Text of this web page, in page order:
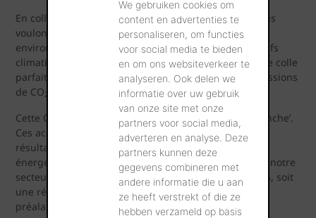
We gebruiken cookies om
content en advertenties te
personaliseren, om functies
voor social media te bieden
en om ons websiteverkeer te
analyseren. Ook delen we
informatie over uw gebruik
van onze site met onze
partners voor social media,
adverteren en analyse. Deze
partners kunnen deze
gegevens combineren met
andere informatie die u aan
ze heeft verstrekt of die ze
hebben verzameld op basis
En collaborant au sein de la Convention Carbone, nous
voulons non seulement améliorer nos performances
environnementales, mais aussi contribuer aux objectifs
climatiques plus larges de la Wallonie. Ce programme colle
parfaitement avec notre ambition de réduire nos émissions
de CO2
de 25% d'ici 2026 par rapport à 2020.
Cette Convention tire ses racines des ‘Accords de Branche’.
Ces accords ont pris fin au 1er janvier 2024 et leurs
résultats sont très positifs. En termes tant d'efficacité
énergétique que de réduction des émissions de CO
, notre
secteur a enregistré une amélioration de plus de 21%, soit
une réduction plus de 5% supérieure à l'objectif
préalablement fixé.